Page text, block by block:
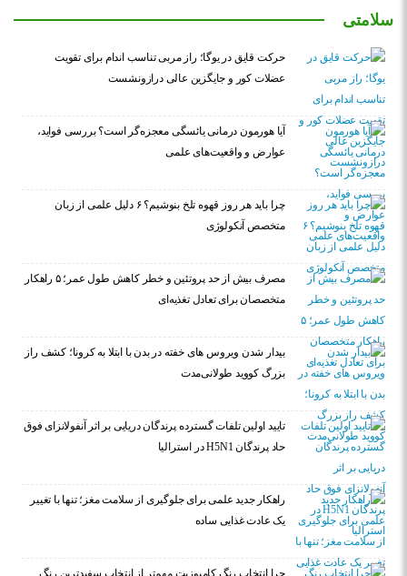
سلامتی
حرکت قایق در یوگا؛ راز مربی تناسب اندام برای تقویت
عضلات کور و جایگزین عالی درازونشست
آیا هورمون درمانی یائسگی معجزه‌گر است؟ بررسی فواید،
عوارض و واقعیت‌های علمی
چرا باید هر روز قهوه تلخ بنوشیم؟ ۶ دلیل علمی از زبان
متخصص آنکولوژی
مصرف بیش از حد پروتئین و خطر کاهش طول عمر؛ ۵ راهکار
متخصصان برای تعادل تغذیه‌ای
بیدار شدن ویروس‌ های خفته در بدن با ابتلا به کرونا؛ کشف راز
بزرگ کووید طولانی‌مدت
تایید اولین تلفات گسترده پرندگان دریایی بر اثر آنفولانزای فوق
حاد پرندگان H5N1 در استرالیا
راهکار جدید علمی برای جلوگیری از سلامت مغز؛ تنها با تغییر
یک عادت غذایی ساده